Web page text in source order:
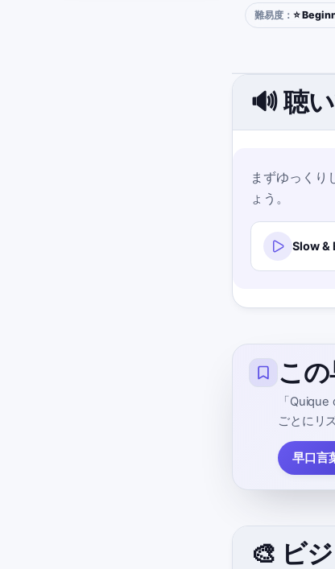
難易度： ⭐
🔊 聴
まずゆっくり
ょう。
Slow &
こ
「
ごとにリ
早口言
🎨 ビ